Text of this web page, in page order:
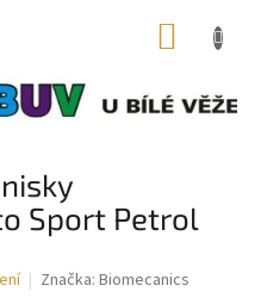
Sport Petrol
Značka: Biomecanics